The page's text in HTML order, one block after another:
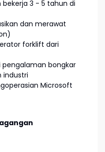
3 - 5 tahun di
dan merawat
forklift dari
bongkar
industri
Microsoft